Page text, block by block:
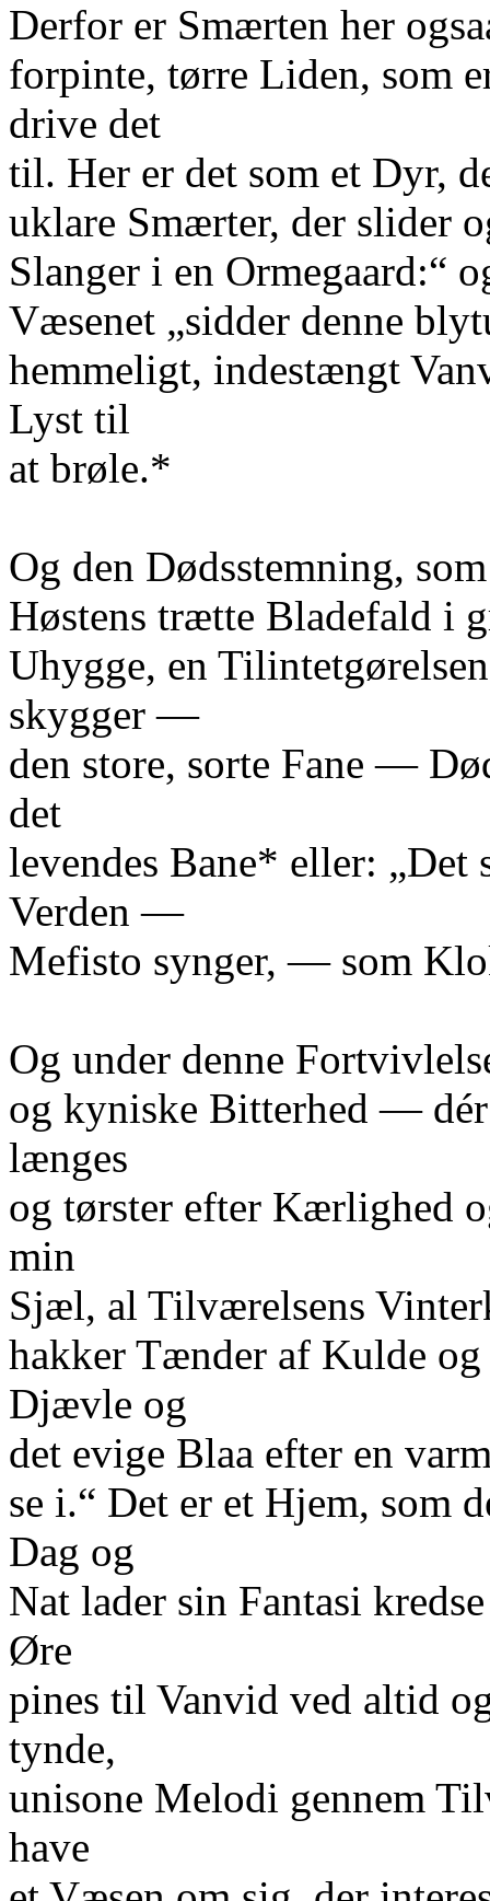
Derfor er Smærten her
forpinte, tørre Liden, som
drive det
til. Her er det som et Dyr,
uklare Smærter, der slider
Slanger i en Ormegaard:“
Væsenet „sidder denne
hemmeligt, indestængt
Lyst til
at brøle.*
Og den Dødsstemning,
Høstens trætte Bladefald i
Uhygge, en
skygger —
den store, sorte Fane —
det
levendes Bane* eller:
Verden —
Mefisto synger, — som
Og under denne
og kyniske Bitterhed —
længes
og tørster efter Kærlighed
min
Sjæl, al Tilværelsens
hakker Tænder af Kulde
Djævle og
det evige Blaa efter en
se i.“ Det er et Hjem, som
Dag og
Nat lader sin Fantasi
Øre
pines til Vanvid ved altid
tynde,
unisone Melodi gennem
have